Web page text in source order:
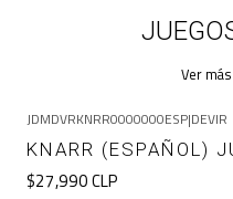
Ver
JDMDVRKNRR0000000ESP|DEVIR
KNARR (ESPAÑOL)
$27,990 CLP